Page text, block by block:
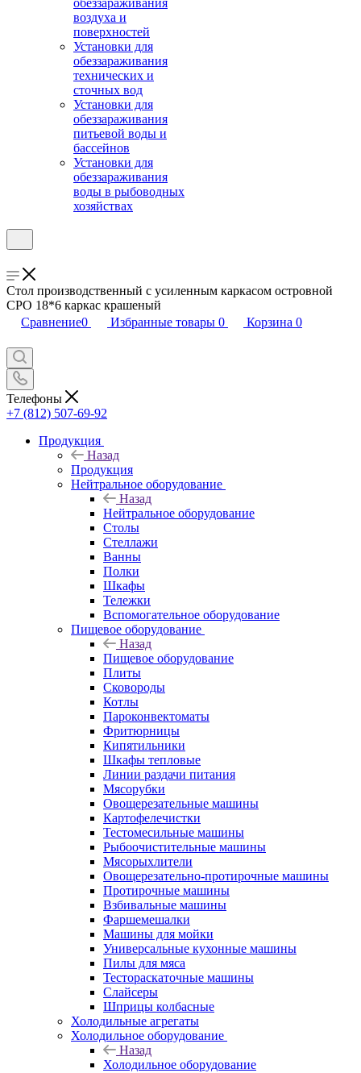
обеззараживания
воздуха и
поверхностей
Установки для
обеззараживания
технических и
сточных вод
Установки для
обеззараживания
питьевой воды и
бассейнов
Установки для
обеззараживания
воды в рыбоводных
хозяйствах
Стол производственный с усиленным каркасом островной
СРО 18*6 каркас крашеный
Сравнение0 Избранные товары 0 Корзина 0
Телефоны
+7 (812) 507-69-92
Продукция
Назад
Продукция
Нейтральное оборудование
Назад
Нейтральное оборудование
Столы
Стеллажи
Ванны
Полки
Шкафы
Тележки
Вспомогательное оборудование
Пищевое оборудование
Назад
Пищевое оборудование
Плиты
Сковороды
Котлы
Пароконвектоматы
Фритюрницы
Кипятильники
Шкафы тепловые
Линии раздачи питания
Мясорубки
Овощерезательные машины
Картофелечистки
Тестомесильные машины
Рыбоочистительные машины
Мясорыхлители
Овощерезательно-протирочные машины
Протирочные машины
Взбивальные машины
Фаршемешалки
Машины для мойки
Универсальные кухонные машины
Пилы для мяса
Тестораскаточные машины
Слайсеры
Шприцы колбасные
Холодильные агрегаты
Холодильное оборудование
Назад
Холодильное оборудование